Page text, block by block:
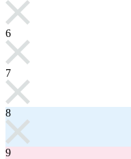
6
7
8
9